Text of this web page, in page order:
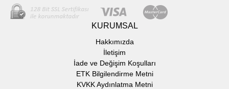
KURUMSAL
Hakkımızda
İletişim
İade ve Değişim Koşulları
ETK Bilgilendirme Metni
KVKK Aydınlatma Metni